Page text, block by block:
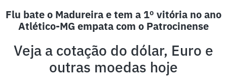
Flu bate o Madureira e tem a 1º vitória no ano
Atlético-MG empata com o Patrocinense
Veja a cotação do dólar, Euro e
outras moedas hoje